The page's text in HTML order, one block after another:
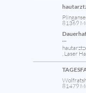
81369
...
, Laser
81479